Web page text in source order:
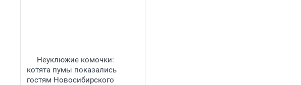
Неуклюжие комочки:
котята пумы показались
гостям Новосибирского